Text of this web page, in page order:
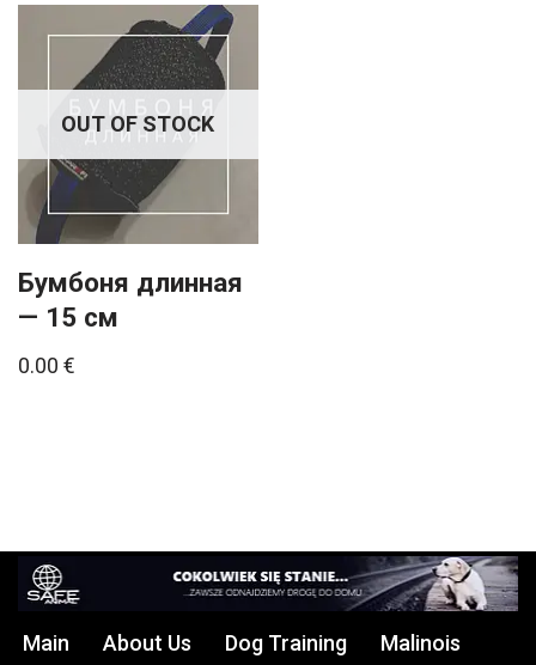
OUT OF STOCK
Бумбоня длинная
— 15 см
0.00 €
Main About Us Dog Training Malinois